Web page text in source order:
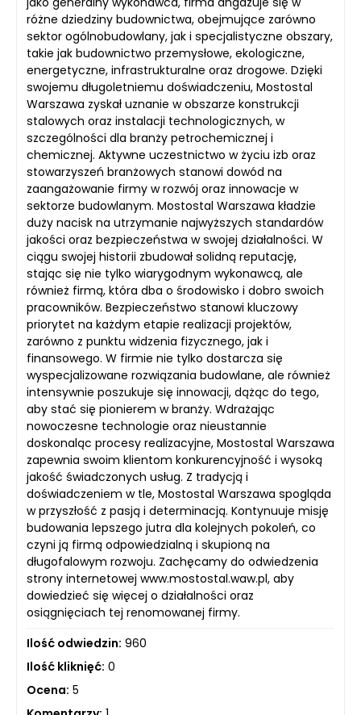
różne dziedziny budownictwa, obejmujące zarówno
sektor ogólnobudowlany, jak i specjalistyczne obszary,
takie jak budownictwo przemysłowe, ekologiczne,
energetyczne, infrastrukturalne oraz drogowe. Dzięki
swojemu długoletniemu doświadczeniu, Mostostal
Warszawa zyskał uznanie w obszarze konstrukcji
stalowych oraz instalacji technologicznych, w
szczególności dla branży petrochemicznej i
chemicznej. Aktywne uczestnictwo w życiu izb oraz
stowarzyszeń branżowych stanowi dowód na
zaangażowanie firmy w rozwój oraz innowacje w
sektorze budowlanym. Mostostal Warszawa kładzie
duży nacisk na utrzymanie najwyższych standardów
jakości oraz bezpieczeństwa w swojej działalności. W
ciągu swojej historii zbudował solidną reputację,
stając się nie tylko wiarygodnym wykonawcą, ale
również firmą, która dba o środowisko i dobro swoich
pracowników. Bezpieczeństwo stanowi kluczowy
priorytet na każdym etapie realizacji projektów,
zarówno z punktu widzenia fizycznego, jak i
finansowego. W firmie nie tylko dostarcza się
wyspecjalizowane rozwiązania budowlane, ale również
intensywnie poszukuje się innowacji, dążąc do tego,
aby stać się pionierem w branży. Wdrażając
nowoczesne technologie oraz nieustannie
doskonaląc procesy realizacyjne, Mostostal Warszawa
zapewnia swoim klientom konkurencyjność i wysoką
jakość świadczonych usług. Z tradycją i
doświadczeniem w tle, Mostostal Warszawa spogląda
w przyszłość z pasją i determinacją. Kontynuuje misję
budowania lepszego jutra dla kolejnych pokoleń, co
czyni ją firmą odpowiedzialną i skupioną na
długofalowym rozwoju. Zachęcamy do odwiedzenia
strony internetowej www.mostostal.waw.pl, aby
dowiedzieć się więcej o działalności oraz
osiągnięciach tej renomowanej firmy.
Ilość odwiedzin: 960
Ilość kliknięć: 0
Ocena: 5